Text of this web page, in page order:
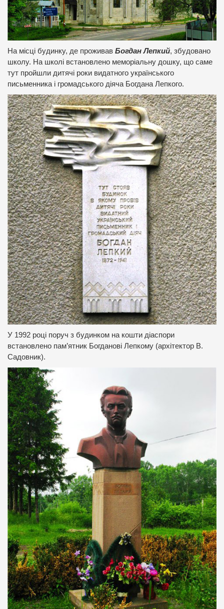
На місці будинку, де проживав Богдан Лепкий, збудовано
школу. На школі встановлено меморіальну дошку, що саме
тут пройшли дитячі роки видатного українського
письменника і громадського діяча Богдана Лепкого.
У 1992 році поруч з будинком на кошти діаспори
встановлено пам’ятник Богданові Лепкому (архітектор В.
Садовник).